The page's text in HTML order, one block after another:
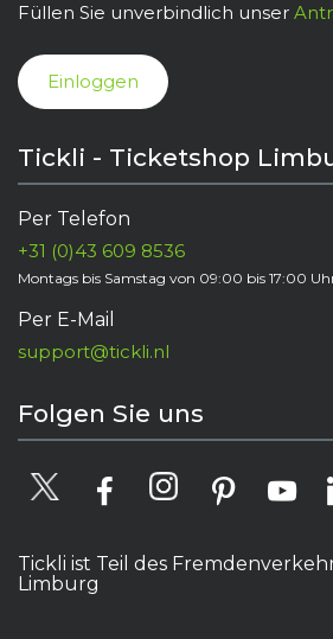
Füllen Sie unverbindlich unser
Einloggen
Tickli - Ticketshop
Per Telefon
+31 (0)43 609 8536
Montags bis Samstag von 09:00 bis 17:00
Per E-Mail
support@tickli.nl
Folgen Sie uns
Tickli ist Teil des
Limburg